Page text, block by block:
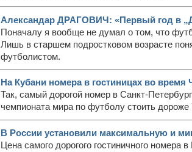
Александар ДРАГОВИЧ: «Первый год в
Поначалу я вообще не думал о том, что
Лишь в старшем подростковом возрасте
футболистом.
На Кубани номера в гостиницах во время
Так, самый дорогой номер в Санкт-
чемпионата мира по футболу стоить дороже
В России установили максимальную и
Цена самого дорогого гостиничного номера